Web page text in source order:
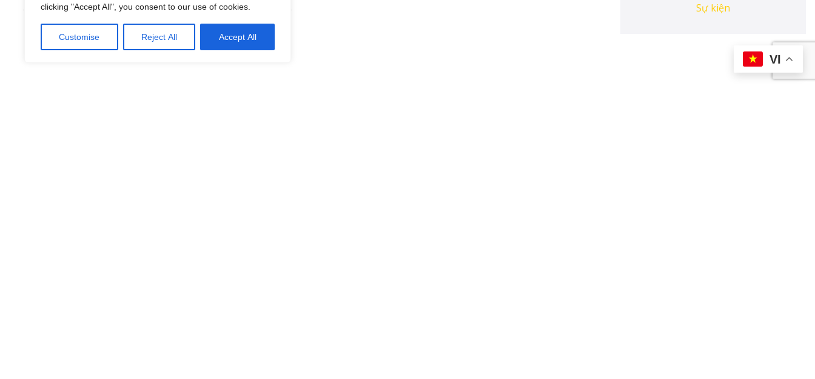
clicking "Accept All", you consent to our use of cookies.
Customise Reject All Accept All
Sự kiện
VI